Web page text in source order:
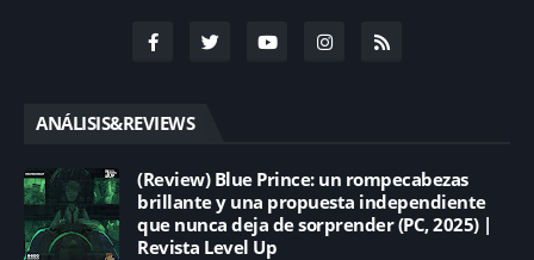
ANÁLISIS&REVIEWS
(Review) Blue Prince: un rompecabezas
brillante y una propuesta independiente
que nunca deja de sorprender (PC, 2025) |
Revista Level Up